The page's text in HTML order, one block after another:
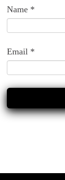
Name *
Email *